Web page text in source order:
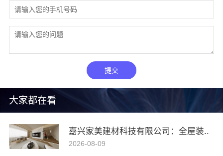
大家都在看
嘉兴家美建材科技有限公司：全屋装..
2026-08-09
提交